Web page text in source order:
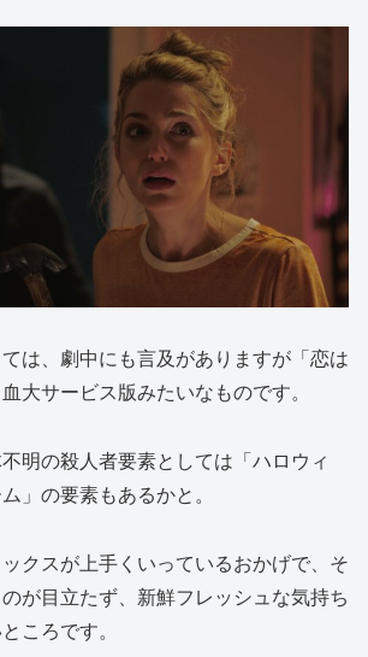
は、劇中にも言及がありますが「恋は
大サービス版みたいなものです。
明の殺人者要素としては「ハロウィ
」の要素もあるかと。
クスが上手くいっているおかげで、そ
が目立たず、新鮮フレッシュな気持ち
ころです。